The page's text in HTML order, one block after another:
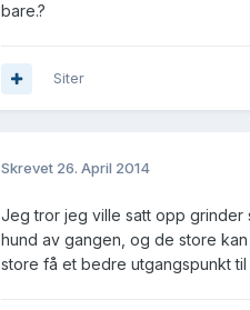
bare.?
Siter
Skrevet 26. April 2014
Jeg tror jeg ville satt opp grinder
hund av gangen, og de store
store få et bedre utgangspunkt